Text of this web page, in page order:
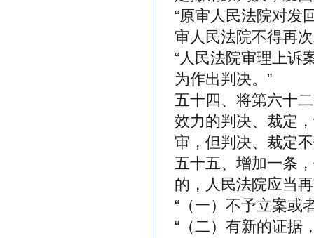
“原审人民法院对发
审人民法院不得再
“人民法院审理上诉
为作出判决。”
五十四、将第六十
效力的判决、裁定
审，但判决、裁定
五十五、增加一条
的，人民法院应当
“（一）不予立案或
“（二）有新的证据